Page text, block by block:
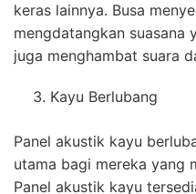
keras lainnya. Busa
mengdatangkan suasana
juga menghambat suara
Kayu Berlubang
Panel akustik kayu
utama bagi mereka yang
Panel akustik kayu